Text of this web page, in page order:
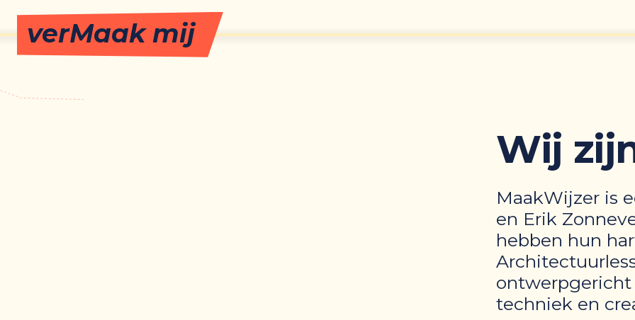
verMaak mij
Wij
MaakWijzer is
en Erik
hebben hun
techniek en